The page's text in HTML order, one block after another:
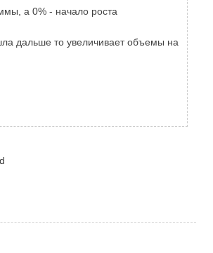
а 0% - начало роста
дальше то увеличивает объемы на